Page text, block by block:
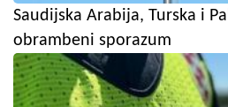
Saudijska Arabija, Turska i
obrambeni sporazum